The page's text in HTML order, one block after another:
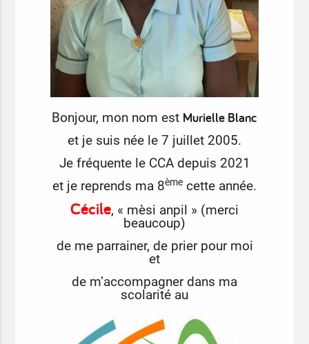
Bonjour, mon nom est Murielle Blanc
et je suis née le 7 juillet 2005.
Je fréquente le CCA depuis 2021
et je reprends ma 8ème cette année.
Cécile, « mèsi anpil » (merci
beaucoup)
de me parrainer, de prier pour moi
et
de m’accompagner dans ma
scolarité au